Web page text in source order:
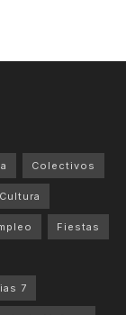
Colectivos
Cultura
Fiestas
7